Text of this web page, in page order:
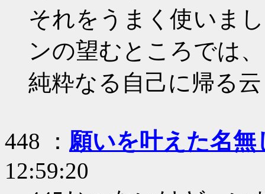
それをうまく使いま
ンの望むところでは
純粋なる自己に帰る
448 ： 願いを叶えた名無
12:59:20